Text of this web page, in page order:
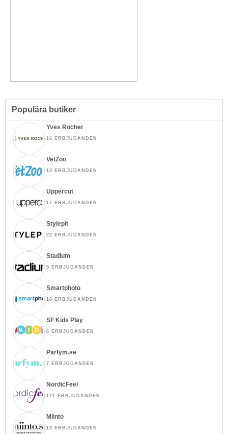
Populära butiker
Yves Rocher
16 ERBJUDANDEN
VetZoo
13 ERBJUDANDEN
Uppercut
17 ERBJUDANDEN
Stylepit
22 ERBJUDANDEN
Stadium
5 ERBJUDANDEN
Smartphoto
16 ERBJUDANDEN
SF Kids Play
6 ERBJUDANDEN
Parfym.se
7 ERBJUDANDEN
NordicFeel
121 ERBJUDANDEN
Miinto
13 ERBJUDANDEN